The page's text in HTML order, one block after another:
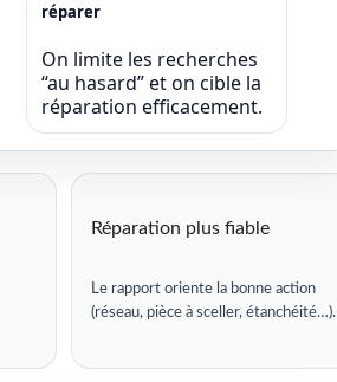
réparer
On limite les recherches
“au hasard” et on cible la
réparation efficacement.
Réparation plus fiable
Le rapport oriente la bonne action
(réseau, pièce à sceller, étanchéité…).